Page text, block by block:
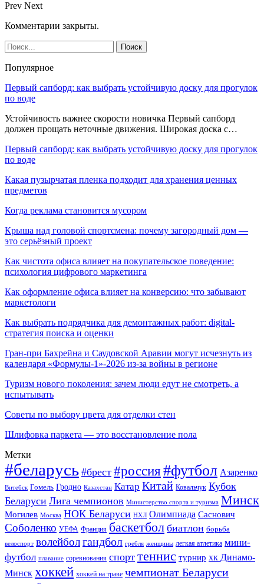
Prev Next
Комментарии закрыты.
Популярное
Первый сапборд: как выбрать устойчивую доску для прогулок
по воде
Устойчивость важнее скорости новичка Первый сапборд
должен прощать неточные движения. Широкая доска с…
Первый сапборд: как выбрать устойчивую доску для прогулок
по воде
Какая пузырчатая пленка подходит для хранения ценных
предметов
Когда реклама становится мусором
Крыша над головой спортсмена: почему загородный дом —
это серьёзный проект
Как чистота офиса влияет на покупательское поведение:
психология цифрового маркетинга
Как оформление офиса влияет на конверсию: что забывают
маркетологи
Как выбрать подрядчика для демонтажных работ: digital-
стратегия поиска и оценки
Гран-при Бахрейна и Саудовской Аравии могут исчезнуть из
календаря «Формулы-1»-2026 из-за войны в регионе
Туризм нового поколения: зачем люди едут не смотреть, а
испытывать
Советы по выбору цвета для отделки стен
Шлифовка паркета — это восстановление пола
Метки
#беларусь #брест #россия#футбол Азаренко
Витебск Гомель Гродно Казахстан Катар Китай Ковальчук Кубок
Беларуси Лига чемпионов Министерство спорта и туризма Минск
Могилев Москва НОК Беларуси НХЛ Олимпиада Саснович
Соболенко УЕФА Франция баскетбол биатлон борьба
велоспорт волейболгандбол гребля женщины легкая атлетика мини-
футбол плавание соревнования спорт теннис турнир хк Динамо-
Минск хоккей хоккей на траве чемпионат Беларуси